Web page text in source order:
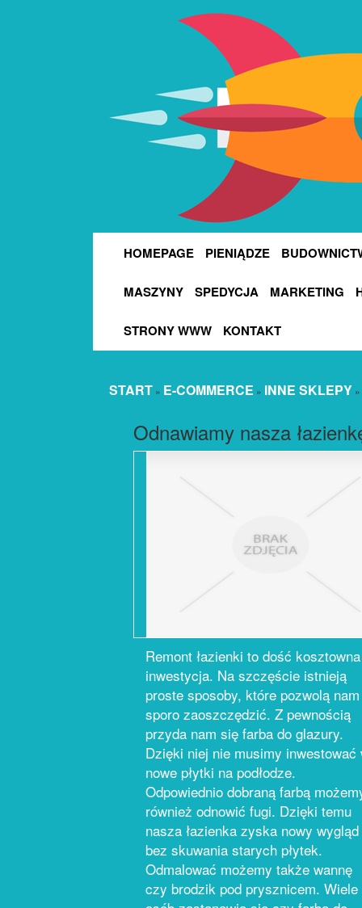
HOMEPAGE PIENIĄDZE
MASZYNY SPEDYCJA MARKETING
STRONY WWW KONTAKT
START » E-COMMERCE » INNE SKLEPY »
Odnawiamy nasza
Remont łazienki to dość kosztowna
inwestycja. Na szczęście istnieją
proste sposoby, które pozwolą nam
sporo zaoszczędzić. Z pewnością
przyda nam się farba do glazury.
Dzięki niej nie musimy inwestować
nowe płytki na podłodze.
Odpowiednio dobraną farbą
również odnowić fugi. Dzięki temu
nasza łazienka zyska nowy wygląd
bez skuwania starych płytek.
Odmalować możemy także wannę
czy brodzik pod prysznicem. Wiele